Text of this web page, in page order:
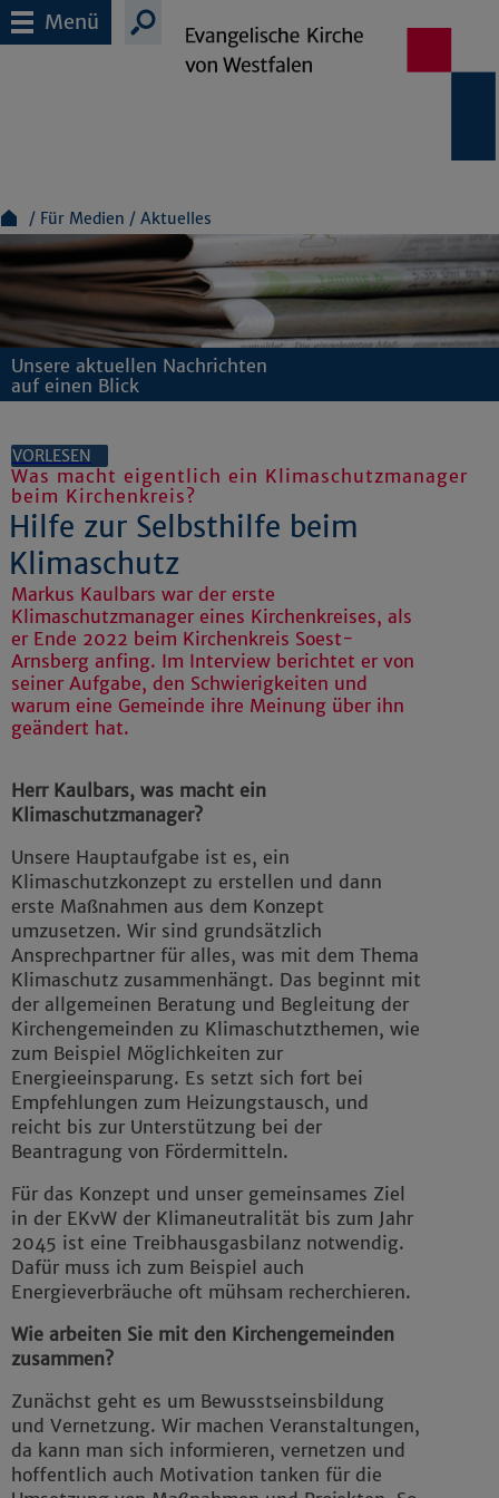
Menü
Für Medien Aktuelles
Unsere aktuellen Nachrichten
auf einen Blick
VORLESEN
Was macht eigentlich ein Klimaschutzmanager
beim Kirchenkreis?
Hilfe zur Selbsthilfe beim
Klimaschutz
Markus Kaulbars war der erste
Klimaschutzmanager eines Kirchenkreises, als
er Ende 2022 beim Kirchenkreis Soest-
Arnsberg anfing. Im Interview berichtet er von
seiner Aufgabe, den Schwierigkeiten und
warum eine Gemeinde ihre Meinung über ihn
geändert hat.
Herr Kaulbars, was macht ein
Klimaschutzmanager?
Unsere Hauptaufgabe ist es, ein
Klimaschutzkonzept zu erstellen und dann
erste Maßnahmen aus dem Konzept
umzusetzen. Wir sind grundsätzlich
Ansprechpartner für alles, was mit dem Thema
Klimaschutz zusammenhängt. Das beginnt mit
der allgemeinen Beratung und Begleitung der
Kirchengemeinden zu Klimaschutzthemen, wie
zum Beispiel Möglichkeiten zur
Energieeinsparung. Es setzt sich fort bei
Empfehlungen zum Heizungstausch, und
reicht bis zur Unterstützung bei der
Beantragung von Fördermitteln.
Für das Konzept und unser gemeinsames Ziel
in der EKvW der Klimaneutralität bis zum Jahr
2045 ist eine Treibhausgasbilanz notwendig.
Dafür muss ich zum Beispiel auch
Energieverbräuche oft mühsam recherchieren.
Wie arbeiten Sie mit den Kirchengemeinden
zusammen?
Zunächst geht es um Bewusstseinsbildung
und Vernetzung. Wir machen Veranstaltungen,
da kann man sich informieren, vernetzen und
hoffentlich auch Motivation tanken für die